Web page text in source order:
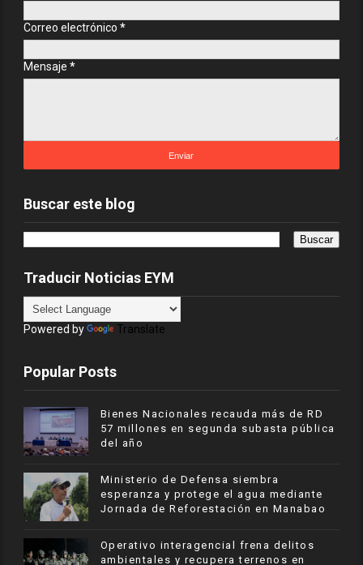
Correo electrónico *
Mensaje *
Buscar este blog
Traducir Noticias EYM
Powered by Translate
Popular Posts
Bienes Nacionales recauda más de RD
57 millones en segunda subasta pública
del año
Ministerio de Defensa siembra
esperanza y protege el agua mediante
Jornada de Reforestación en Manabao
Operativo interagencial frena delitos
ambientales y recupera terrenos en